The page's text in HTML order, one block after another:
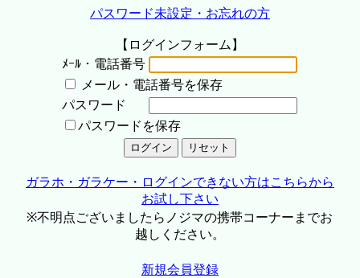
パスワード未設定・お忘れの方
【ログインフォーム】
ﾒｰﾙ・電話番号
メール・電話番号を保存
パスワード
パスワードを保存
ガラホ・ガラケー・ログインできない方はこちらから
お試し下さい
※不明点ございましたらノジマの携帯コーナーまでお
越しください。
新規会員登録